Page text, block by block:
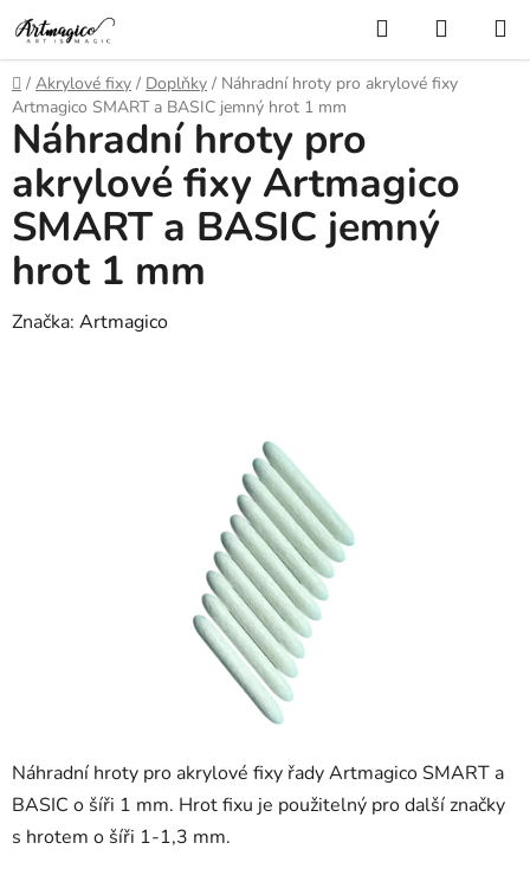
Přejít
na
obsah
Hledat
KOŠÍK
Domů
/ Akrylové fixy / Doplňky / Náhradní hroty pro akrylové fixy
Artmagico SMART a BASIC jemný hrot 1 mm
Náhradní hroty pro akrylové fixy řady Artmagico SMART a
BASIC o šíři 1 mm. Hrot fixu je použitelný pro další značky
s hrotem o šíři 1-1,3 mm.
Náhradní hroty pro
akrylové fixy Artmagico
SMART a BASIC jemný
hrot 1 mm
Značka: Artmagico